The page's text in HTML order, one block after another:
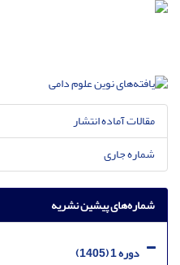
مقالات آماده انتشار
شماره جاری
شماره‌های پیشین نشریه
دوره 1 (1405)